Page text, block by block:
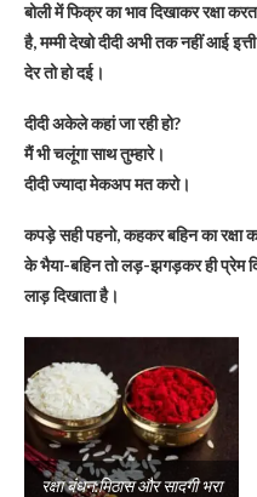
बोली में फिक्र का भाव दिखाकर रक्षा
है, मम्मी देखो दीदी अभी तक नहीं आई इत्ती
देर तो हो दई।
दीदी अकेले कहां जा रही हो?
मैं भी चलूंगा साथ तुम्हारे।
दीदी ज्यादा मेकअप मत करो।
कपड़े सही पहनो, कहकर बहिन का
के भैया-बहिन तो लड़-झगड़कर ही प्रेम
लाड़ दिखाता है।
रक्षा बंधन:मिठास और सादगी भरा